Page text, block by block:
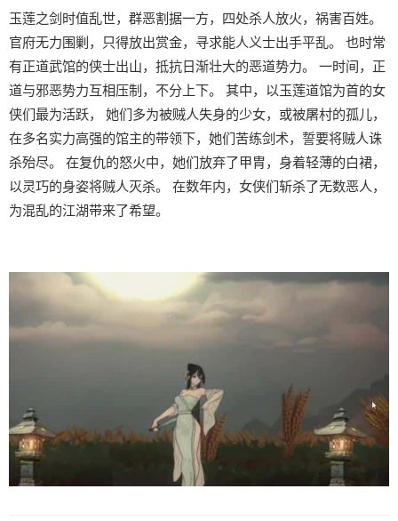
玉莲之剑时值乱世，群恶割据一方，四处杀人放火，祸害百姓。
官府无力围剿，只得放出赏金，寻求能人义士出手平乱。 也时常
有正道武馆的侠士出山，抵抗日渐壮大的恶道势力。 一时间，正
道与邪恶势力互相压制，不分上下。 其中，以玉莲道馆为首的女
侠们最为活跃， 她们多为被贼人失身的少女，或被屠村的孤儿，
在多名实力高强的馆主的带领下，她们苦练剑术，誓要将贼人诛
杀殆尽。 在复仇的怒火中，她们放弃了甲胄，身着轻薄的白裙，
以灵巧的身姿将贼人灭杀。 在数年内，女侠们斩杀了无数恶人，
为混乱的江湖带来了希望。